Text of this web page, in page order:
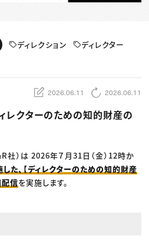
ップ
のお知らせ
ル×つながる×メディア
ディレクション
ディレクター
2026.06.11 2026.06.11
レクターのための知的財産の
社）は 2026年７月31日（金）12時か
た、【ディレクターのための知的財産
配信を実施します。